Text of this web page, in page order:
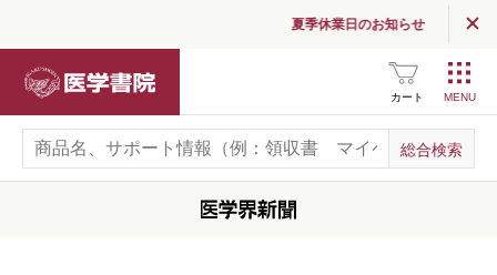
夏季休業日のお知らせ
カート